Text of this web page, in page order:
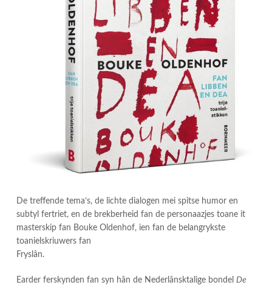
De treffende tema’s, de lichte dialogen mei spitse humor en
subtyl fertriet, en de brekberheid fan de personaazjes toane it
masterskip fan Bouke Oldenhof, ien fan de belangrykste
toanielskriuwers fan
Fryslân.
Earder ferskynden fan syn hân de Nederlânsktalige bondel De